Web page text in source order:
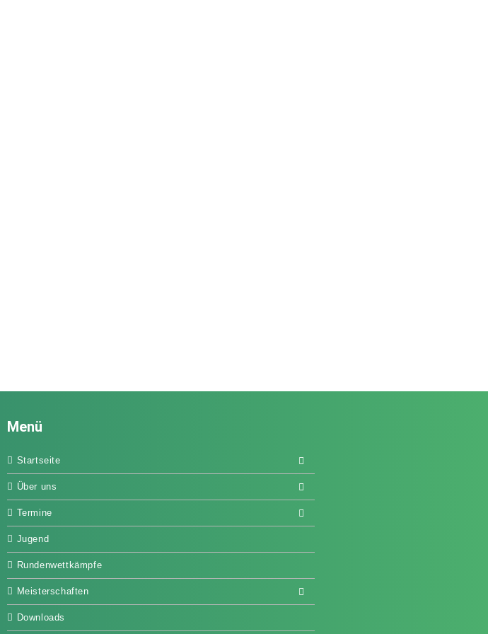
Menü
Startseite
Über uns
Termine
Jugend
Rundenwettkämpfe
Meisterschaften
Downloads